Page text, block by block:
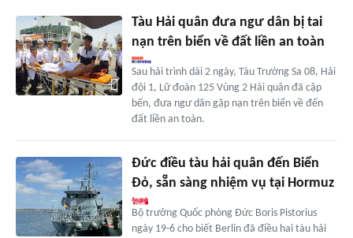
Tàu Hải quân đưa ngư dân bị tai
nạn trên biển về đất liền an toàn
Sau hải trình dài 2 ngày, Tàu Trường Sa 08, Hải
đội 1, Lữ đoàn 125 Vùng 2 Hải quân đã cập
bến, đưa ngư dân gặp nạn trên biển về đến
đất liền an toàn.
Đức điều tàu hải quân đến Biển
Đỏ, sẵn sàng nhiệm vụ tại Hormuz
Bộ trưởng Quốc phòng Đức Boris Pistorius
ngày 19-6 cho biết Berlin đã điều hai tàu hải